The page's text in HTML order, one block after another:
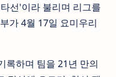
선'이라 불리며 리그를
가 4월 17일 요미우리
록하며 팀을 21년 만의